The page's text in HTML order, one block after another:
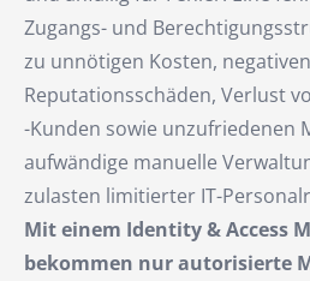
Zugangs- und
zu unnötigen Kosten,
Reputationsschäden, Verlust
-Kunden sowie unzufriedenen
aufwändige manuelle
zulasten limitierter IT-
Mit einem Identity & Access
bekommen nur autorisierte